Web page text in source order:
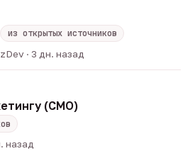
из открытых источников
· 3 дн. назад
(CMO)
назад